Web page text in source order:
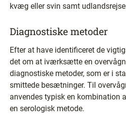
kvæg eller svin samt
Diagnostiske metoder
Efter at have identificeret de
det om at iværksætte en
diagnostiske metoder, som er i
smittede besætninger. Til
anvendes typisk en kombination
en serologisk metode.